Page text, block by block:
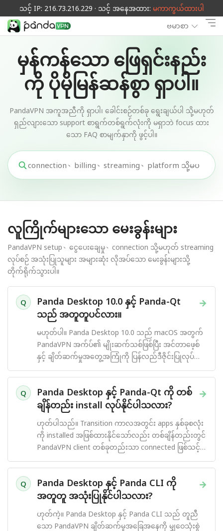
သင့် IP: 216.73.216.229 · သင့် အနေအထား: မကာကွယ်ထားပါ
ဗမာစာ
မှန်ကန်သော ဖြေရှင်းနည်း
ကို ပိုမိုမြန်ဆန်စွာ ရှာပါ။
PandaVPN အကူအညီကို ရှာပါ၊ ခေါင်းစဉ်တစ်ခု ရွေးချယ်ပါ သို့မဟုတ်
ရှည်လျားသော support စာရွက်တစ်ရွက်လုံးကို မရှာဘဲ focus ထား
သော FAQ စာမျက်နှာကို ဖွင့်ပါ။
လူကြိုက်များသော မေးခွန်းများ
PandaVPN setup、ငွေပေးချေမှု、connection သို့မဟုတ် streaming
လုပ်စဉ် အသုံးပြုသူများ အများဆုံး လိုအပ်သော မေးခွန်းများသို့
တိုက်ရိုက်သွားပါ။
Q →
Panda Desktop 10.0 နှင့် Panda-Qt
သည် အတူတူပင်လား။
မဟုတ်ပါ။ Panda Desktop 10.0 သည် macOS အတွက်
PandaVPN အက်ပ်၏ မျိုးဆက်သစ်ဖြစ်ပြီး အင်တာဖေ့စ်
နှင့် ချိတ်ဆက်မှုအတွေ့အကြုံကို ပြန်လည်ဒီဇိုင်းပြုလုပ်
ထားသည်။
Q →
Panda Desktop နှင့် Panda-Qt ကို တစ်
ချိန်တည်း install လုပ်နိုင်ပါသလား?
ဟုတ်ပါသည်။ Transition ကာလအတွင်း apps နှစ်ခုစလုံး
ကို installed အဖြစ်ထားနိုင်သော်လည်း တစ်ချိန်တည်းတွင်
PandaVPN client တစ်ခုတည်းသာ connected ဖြစ်သင့်
ပါသည်။
Q →
Panda Desktop နှင့် Panda CLI ကို
အတူတူ အသုံးပြုနိုင်ပါသလား?
ဟုတ်ကဲ့။ Panda Desktop နှင့် Panda CLI သည် တူညီ
သော PandaVPN ချိတ်ဆက်မှုအခြေအနေကို မျှဝေသုံးစွဲ